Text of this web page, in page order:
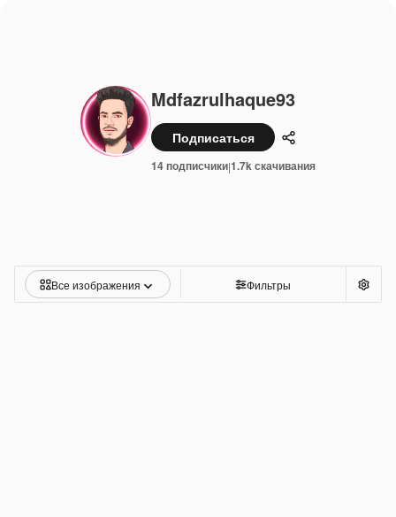
Mdfazrulhaque93
Подписаться Поделиться
14 подписчики|1.7k скачивания
Все изображения Фильтры